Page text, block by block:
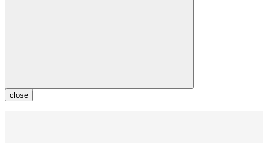
close